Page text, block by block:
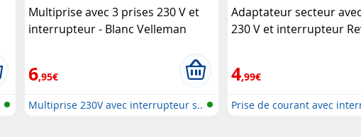
Multiprise avec 3 prises 230 V et
interrupteur - Blanc Velleman
6,95€
Multiprise 230V avec interrupteur s..
Adaptateur secteur
230 V et interrupteur
4,99€
Prise de courant avec